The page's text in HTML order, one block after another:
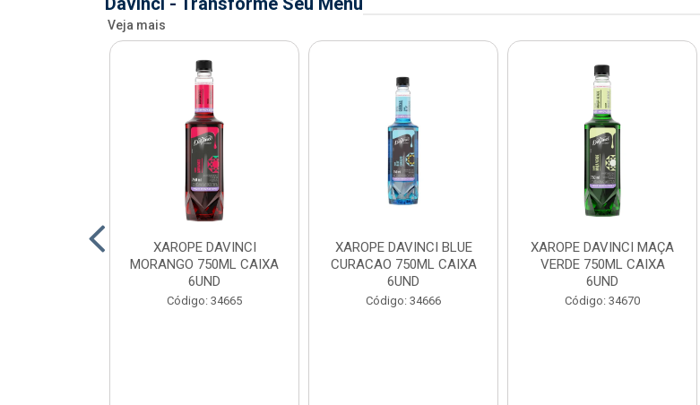
Veja mais
XAROPE DAVINCI
MORANGO 750ML CAIXA
6UND
Código: 34665
XAROPE DAVINCI BLUE
CURACAO 750ML CAIXA
6UND
Código: 34666
XAROPE DAVINCI MAÇA
VERDE 750ML CAIXA
6UND
Código: 34670